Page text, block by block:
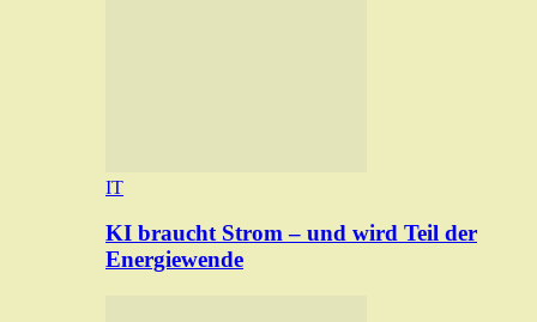
IT
KI braucht Strom – und wird Teil der
Energiewende